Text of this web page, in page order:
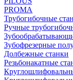
PROMA
Трубогибочные
Ручные
Зубофрезерные
Долбежные станки
Резьбонакатные